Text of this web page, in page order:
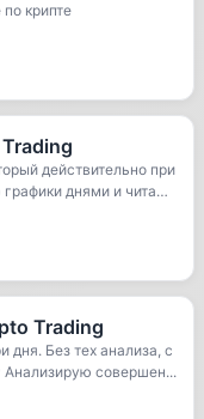
крипте
действительно при
днями и чита
Trading
дня. Без тех анализа, с
Анализирую совершен...